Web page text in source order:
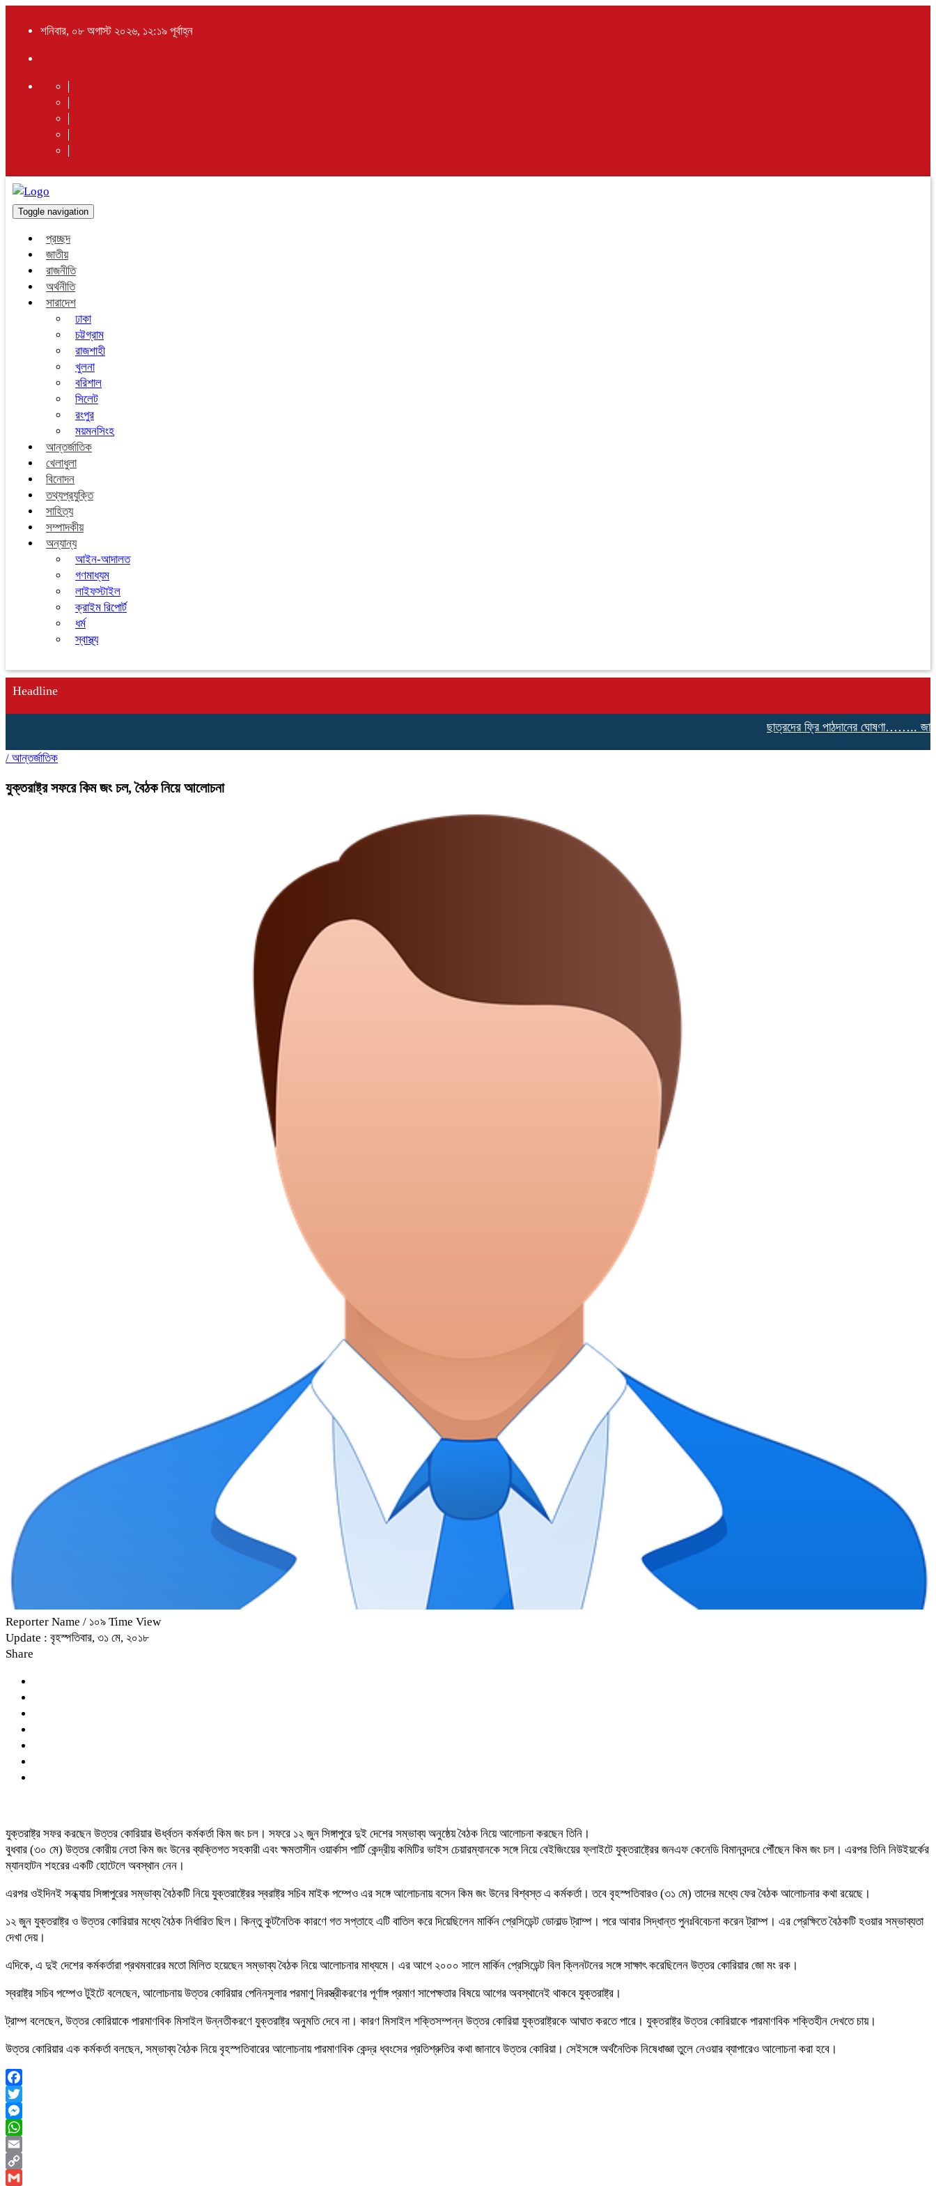
শনিবার, ০৮ অগাস্ট ২০২৬, ১২:১৯ পূর্বাহ্ন
Toggle navigation
প্রচ্ছদ
জাতীয়
রাজনীতি
অর্থনীতি
সারাদেশ
ঢাকা
চট্টগ্রাম
রাজশাহী
খুলনা
বরিশাল
সিলেট
রংপুর
ময়মনসিংহ
আন্তর্জাতিক
খেলাধুলা
বিনোদন
তথ্যপ্রযুক্তি
সাহিত্য
সম্পাদকীয়
অন্যান্য
আইন-আদালত
গণমাধ্যম
লাইফস্টাইল
ক্রাইম রিপোর্ট
ধর্ম
স্বাস্থ্য
Headline
ছাত্রদের ফ্রি পাঠদানের ঘোষণা……..
/ আন্তর্জাতিক
যুক্তরাষ্ট্র সফরে কিম জং চল, বৈঠক নিয়ে আলোচনা
Reporter Name / ১০৯ Time View
Update : বৃহস্পতিবার, ৩১ মে, ২০১৮
Share
যুক্তরাষ্ট্র সফর করছেন উত্তর কোরিয়ার ঊর্ধ্বতন কর্মকর্তা কিম জং চল। সফরে ১২ জুন সিঙ্গাপুরে দুই দেশের সম্ভাব্য অনুষ্ঠেয় বৈঠক নিয়ে আলোচনা করছেন তিনি।
বুধবার (৩০ মে) উত্তর কোরীয় নেতা কিম জং উনের ব্যক্তিগত সহকারী এবং ক্ষমতাসীন ওয়ার্কাস পার্টি কেন্দ্রীয় কমিটির ভাইস চেয়ারম্যানকে সঙ্গে নিয়ে বেইজিংয়ের ফ্লাইটে যুক্তরাষ্ট্রের জনএফ কেনেডি বিমানবন্দরে পৌঁছেন কিম জং চল। এরপর তিনি নিউইয়র্কের
ম্যানহাটন শহরের একটি হোটেলে অবস্থান নেন।
এরপর ওইদিনই সন্ধ্যায় সিঙ্গাপুরের সম্ভাব্য বৈঠকটি নিয়ে যুক্তরাষ্ট্রের স্বরাষ্ট্র সচিব মাইক পম্পেও এর সঙ্গে আলোচনায় বসেন কিম জং উনের বিশ্বস্ত এ কর্মকর্তা। তবে বৃহস্পতিবারও (৩১ মে) তাদের মধ্যে ফের বৈঠক আলোচনার কথা রয়েছে।
১২ জুন যুক্তরাষ্ট্র ও উত্তর কোরিয়ার মধ্যে বৈঠক নির্ধারিত ছিল। কিন্তু কুটনৈতিক কারণে গত সপ্তাহে এটি বাতিল করে দিয়েছিলেন মার্কিন প্রেসিডেন্ট ডোনাল্ড ট্রাম্প। পরে আবার সিদ্ধান্ত পুনঃবিবেচনা করেন ট্রাম্প। এর প্রেক্ষিতে বৈঠকটি হওয়ার সম্ভাব্যতা
দেখা দেয়।
এদিকে, এ দুই দেশের কর্মকর্তারা প্রথমবারের মতো মিলিত হয়েছেন সম্ভাব্য বৈঠক নিয়ে আলোচনার মাধ্যমে। এর আগে ২০০০ সালে মার্কিন প্রেসিডেন্ট বিল ক্লিনটনের সঙ্গে সাক্ষাৎ করেছিলেন উত্তর কোরিয়ার জো মং রক।
স্বরাষ্ট্র সচিব পম্পেও টুইটে বলেছেন, আলোচনায় উত্তর কোরিয়ার পেনিনসুলার পরমাণু নিরস্ত্রীকরণের পূর্ণাঙ্গ প্রমাণ সাপেক্ষতার বিষয়ে আগের অবস্থানেই থাকবে যুক্তরাষ্ট্র।
ট্রাম্প বলেছেন, উত্তর কোরিয়াকে পারমাণবিক মিসাইল উন্নতীকরণে যুক্তরাষ্ট্র অনুমতি দেবে না। কারণ মিসাইল শক্তিসম্পন্ন উত্তর কোরিয়া যুক্তরাষ্ট্রকে আঘাত করতে পারে। যুক্তরাষ্ট্র উত্তর কোরিয়াকে পারমাণবিক শক্তিহীন দেখতে চায়।
উত্তর কোরিয়ার এক কর্মকর্তা বলছেন, সম্ভাব্য বৈঠক নিয়ে বৃহস্পতিবারের আলোচনায় পারমাণবিক কেন্দ্র ধ্বংসের প্রতিশ্রুতির কথা জানাবে উত্তর কোরিয়া। সেইসঙ্গে অর্থনৈতিক নিষেধাজ্ঞা তুলে নেওয়ার ব্যাপারেও আলোচনা করা হবে।
Facebook
Twitter
Messenger
WhatsApp
Email
Copy